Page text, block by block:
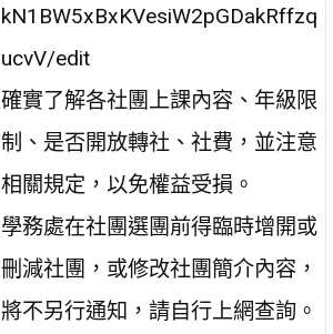
kN1BW5xBxKVesiW2pGDakRffzq
ucvV/edit
確實了解各社團上課內容、年級限
制、是否開放轉社、社費，並注意
相關規定，以免權益受損。
學務處在社團選團前得臨時增開或
刪減社團，或修改社團簡介內容，
將不另行通知，請自行上網查詢。